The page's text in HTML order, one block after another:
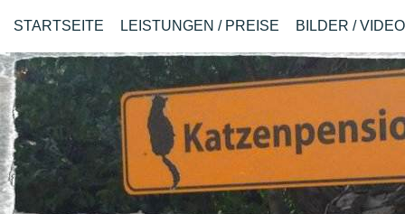
STARTSEITE LEISTUNGEN / PREISE BILDER /